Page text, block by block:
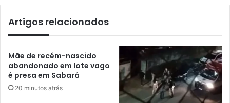
Artigos relacionados
Mãe de recém-nascido
abandonado em lote vago
é presa em Sabará
20 minutos atrás